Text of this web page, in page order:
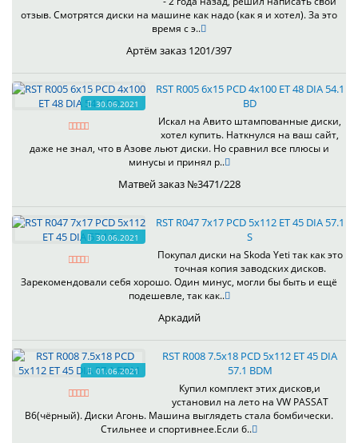
отзыв. Смотрятся диски на машине как надо (как я и хотел). За это
время с э..
Артём заказ 1201/397
30.06.2021
RST R005 6x15 PCD 4x100 ET 48 DIA 54.1
BD
Искал на Авито штампованные диски,
хотел купить. Наткнулся на ваш сайт,
даже не знал, что в Азове льют диски. Но сравнил все плюсы и
минусы и принял р..
Матвей заказ №3471/228
30.06.2021
RST R047 7x17 PCD 5x112 ET 45 DIA 57.1
S
Покупал диски на Skoda Yeti так как это
точная копия заводских дисков.
Зарекомендовали себя хорошо. Один минус, могли бы быть и ещё
подешевле, так как..
Аркадий
01.06.2021
RST R008 7.5x18 PCD 5x112 ET 45 DIA
57.1 BDM
Купил комплект этих дисков,и
установил на лето на VW PASSAT
B6(чёрный). Диски Агонь. Машина выглядеть стала бомбически.
Стильнее и спортивнее.Если б..